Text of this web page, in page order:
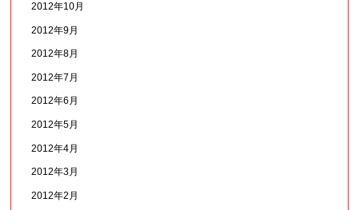
2012年10月
2012年9月
2012年8月
2012年7月
2012年6月
2012年5月
2012年4月
2012年3月
2012年2月